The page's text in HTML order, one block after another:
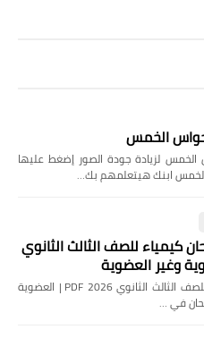
الخمس
لزيادة جودة الصور إضغط عليها
ابنك هيتعلمهم بك…
كيمياء للصف الثالث الثانوي
📘 تحميل كتاب الامتحان في الكيمياء للصف الثالث الثانوي 2026 PDF | العضوية
في …